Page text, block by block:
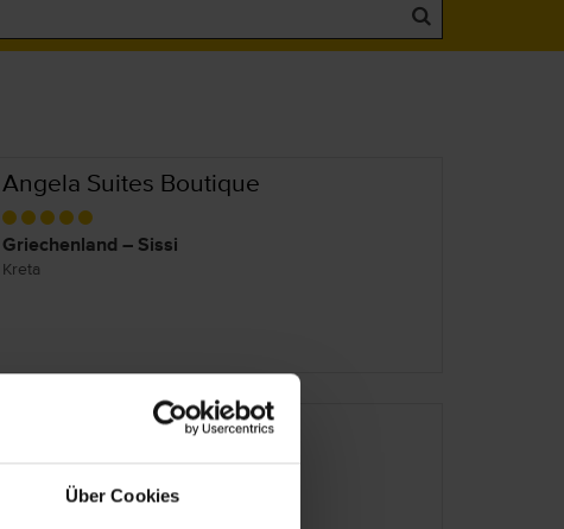
Über Cookies
Angela Suites Boutique
Griechenland – Sissi
Kreta
Enorme Santanna Island
Griechenland – Sissi